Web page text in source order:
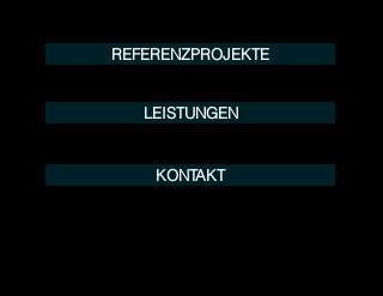
REFERENZPROJEKTE
LEISTUNGEN
KONTAKT